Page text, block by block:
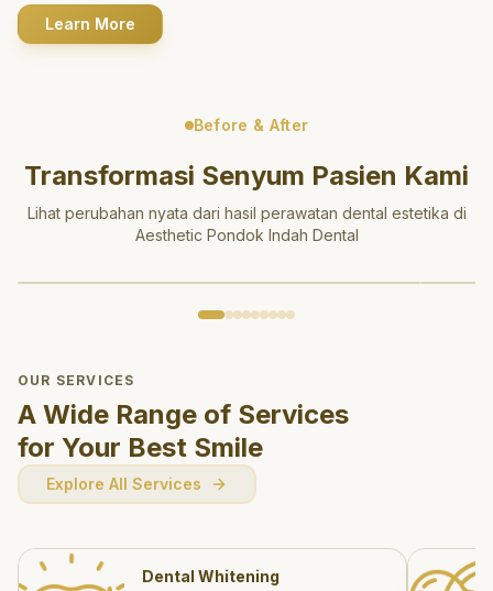
Learn More
Before & After
Transformasi Senyum Pasien Kami
Lihat perubahan nyata dari hasil perawatan dental estetika di
Aesthetic Pondok Indah Dental
OUR SERVICES
A Wide Range of Services
for Your Best Smile
Explore All Services
Dental Whitening